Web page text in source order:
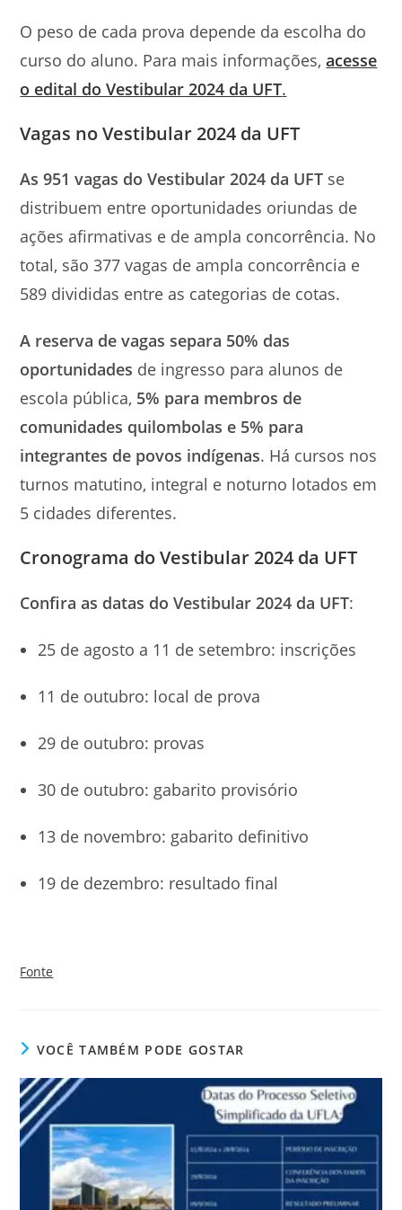
O peso de cada prova depende da escolha do
curso do aluno. Para mais informações,acesse
o edital do Vestibular 2024 da UFT.
Vagas no Vestibular 2024 da UFT
As 951 vagas do Vestibular 2024 da UFT se
distribuem entre oportunidades oriundas de
ações afirmativas e de ampla concorrência. No
total, são 377 vagas de ampla concorrência e
589 divididas entre as categorias de cotas.
A reserva de vagas separa 50% das
oportunidades de ingresso para alunos de
escola pública, 5% para membros de
comunidades quilombolas e 5% para
integrantes de povos indígenas. Há cursos nos
turnos matutino, integral e noturno lotados em
5 cidades diferentes.
Cronograma do Vestibular 2024 da UFT
Confira as datas do Vestibular 2024 da UFT:
25 de agosto a 11 de setembro: inscrições
11 de outubro: local de prova
29 de outubro: provas
30 de outubro: gabarito provisório
13 de novembro: gabarito definitivo
19 de dezembro: resultado final
Fonte
VOCÊ TAMBÉM PODE GOSTAR